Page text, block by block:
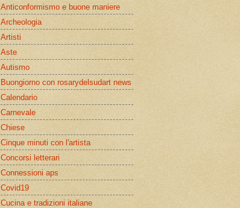
Anticonformismo e buone maniere
Archeologia
Artisti
Aste
Autismo
Buongiorno con rosarydelsudart news
Calendario
Carnevale
Chiese
Cinque minuti con l'artista
Concorsi letterari
Connessioni aps
Covid19
Cucina e tradizioni italiane